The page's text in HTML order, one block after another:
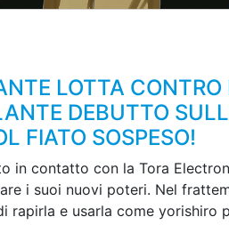
LOTTA
DEBUTTO
FIATO SOSPESO!
in contatto con la Tora
i suoi nuovi poteri. Nel
rapirla e usarla come yorishiro